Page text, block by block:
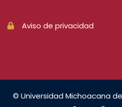
Aviso de privacidad
© Universidad Michoacana